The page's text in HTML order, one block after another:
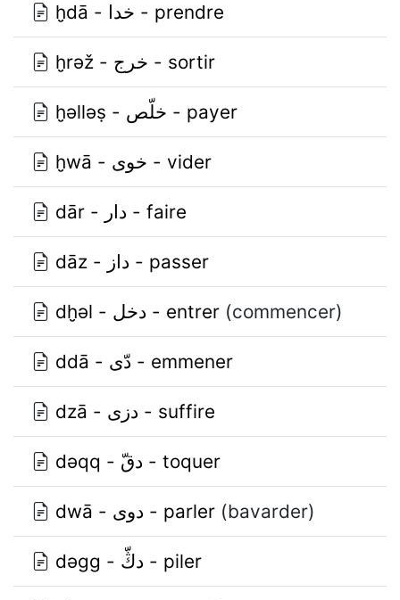
ḫdā - خدا - prendre
ḫrǝž - خرج - sortir
ḫǝllǝṣ - خلّص - payer
ḫwā - خوى - vider
dār - دار - faire
dāz - داز - passer
dḫǝl - دخل - entrer (commencer)
ddā - دّى - emmener
dzā - دزى - suffire
dǝqq - دقّ - toquer
dwā - دوى - parler (bavarder)
dǝgg - دڭّ - piler